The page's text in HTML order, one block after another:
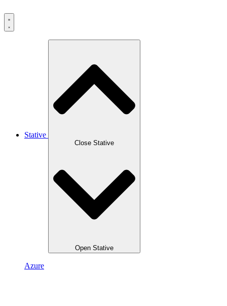
to
content
Stative
Close Stative
Open Stative
Azure